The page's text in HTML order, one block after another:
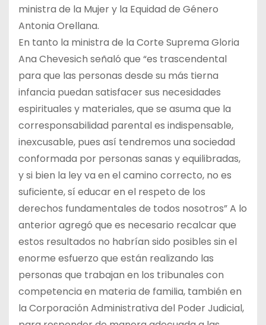
ministra de la Mujer y la Equidad de Género
Antonia Orellana.
En tanto la ministra de la Corte Suprema Gloria
Ana Chevesich señaló que “es trascendental
para que las personas desde su más tierna
infancia puedan satisfacer sus necesidades
espirituales y materiales, que se asuma que la
corresponsabilidad parental es indispensable,
inexcusable, pues así tendremos una sociedad
conformada por personas sanas y equilibradas,
y si bien la ley va en el camino correcto, no es
suficiente, sí educar en el respeto de los
derechos fundamentales de todos nosotros” A lo
anterior agregó que es necesario recalcar que
estos resultados no habrían sido posibles sin el
enorme esfuerzo que están realizando las
personas que trabajan en los tribunales con
competencia en materia de familia, también en
la Corporación Administrativa del Poder Judicial,